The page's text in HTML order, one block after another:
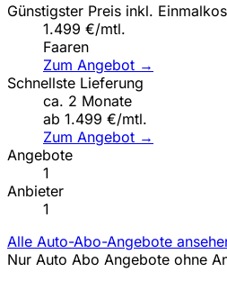
Günstigster Preis inkl.
1.499 €/mtl.
Faaren
Zum Angebot →
Schnellste Lieferung
ca. 2 Monate
ab 1.499 €/mtl.
Zum Angebot →
Angebote
1
Anbieter
1
Alle Auto-Abo-Angebote
Nur Auto Abo Angebote ohne